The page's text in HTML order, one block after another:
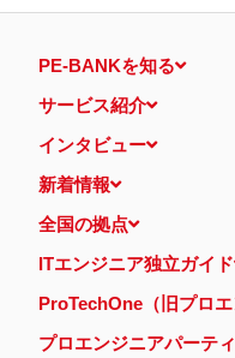
PE-BANKを知る
サービス紹介
インタビュー
新着情報
全国の拠点
ITエンジニア独立ガイド
ProTechOne（旧プロ
プロエンジニアパーテ